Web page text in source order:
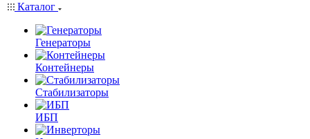
Каталог
Генераторы
Контейнеры
Стабилизаторы
ИБП